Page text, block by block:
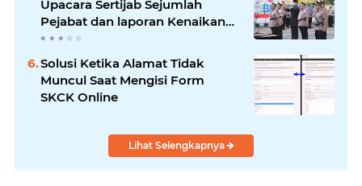
Upacara Sertijab Sejumlah
Pejabat dan laporan Kenaikan
Pangkat Pengabdian
Solusi Ketika Alamat Tidak
Muncul Saat Mengisi Form
SKCK Online
Lihat Selengkapnya